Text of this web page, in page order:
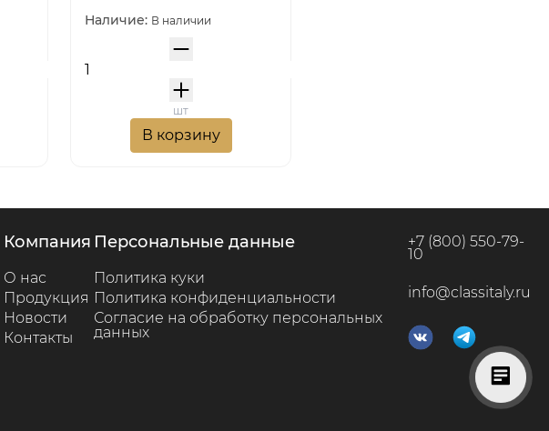
Наличие: В наличии
шт
В корзину
компания
О нас
Продукция
Новости
Контакты
персональные данные
Политика куки
Политика конфиденциальности
Согласие на обработку персональных
данных
+7 (800) 550-79-
10
info@classitaly.ru